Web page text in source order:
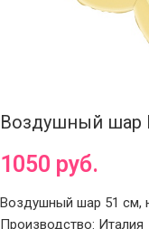
Воздушный
1050 руб.
Воздушный шар 51 см,
Производство: Италия